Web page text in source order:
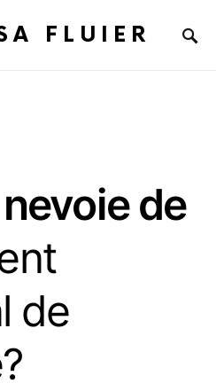
FLUIER
de
de